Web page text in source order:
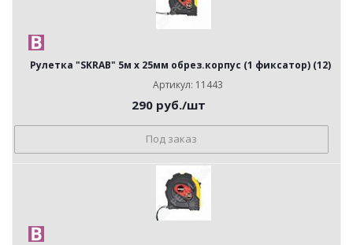
Рулетка "SKRAB" 5м х 25мм обрез.корпус (1 фиксатор) (12)
Артикул: 11443
290 руб./шт
Под заказ